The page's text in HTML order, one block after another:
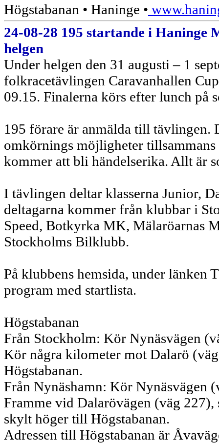
Högstabanan • Haninge •
24-08-28 195 startande i
helgen
Under helgen den 31 augusti – 1
folkracetävlingen Caravanhallen
09.15. Finalerna körs efter lunch på
195 förare är anmälda till tävlingen.
omkörnings möjligheter
kommer att bli händelserika. Allt är
I tävlingen deltar klasserna Junior,
deltagarna kommer från klubbar i
Speed, Botkyrka MK, Mälaröarnas
Stockholms Bilklubb.
På klubbens hemsida, under länken
program med startlista.
Högstabanan
Från Stockholm: Kör Nynäsvägen
Kör några kilometer mot Dalarö
Högstabanan.
Från Nynäshamn: Kör Nynäsvägen
Framme vid Dalarövägen (väg
skylt höger till Högstabanan.
Adressen till Högstabanan är